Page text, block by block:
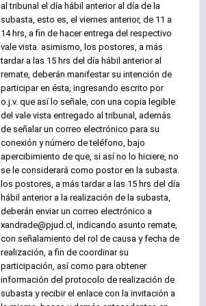
al tribunal el día hábil anterior al día de la
subasta, esto es, el viernes anterior, de 11 a
14 hrs, a fin de hacer entrega del respectivo
vale vista. asimismo, los postores, a más
tardar a las 15 hrs del día hábil anterior al
remate, deberán manifestar su intención de
participar en ésta, ingresando escrito por
o.j.v. que así lo señale, con una copia legible
del vale vista entregado al tribunal, además
de señalar un correo electrónico para su
conexión y número de teléfono, bajo
apercibimiento de que, si así no lo hiciere, no
se le considerará como postor en la subasta.
los postores, a más tardar a las 15 hrs del día
hábil anterior a la realización de la subasta,
deberán enviar un correo electrónico a
xandrade@pjud.cl, indicando asunto remate,
con señalamiento del rol de causa y fecha de
realización, a fin de coordinar su
participación, así como para obtener
información del protocolo de realización de
subasta y recibir el enlace con la invitación a